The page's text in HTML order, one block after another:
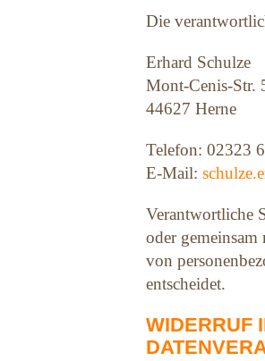
Die
Erhard Schulze
Mont-Cenis-Str.
44627 Herne
Telefon: 02323
E-Mail:
Verantwortliche
oder
von
entscheidet.
WIDERRUF